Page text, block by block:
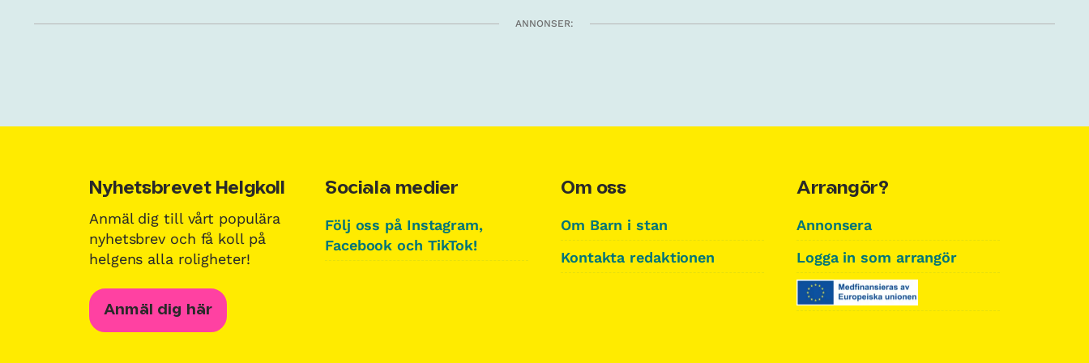
ANNONSER:
Nyhetsbrevet Helgkoll
Anmäl dig till vårt populära
nyhetsbrev och få koll på
helgens alla roligheter!
Anmäl dig här
Sociala medier
Följ oss på Instagram,
Facebook och TikTok!
Om oss
Om Barn i stan
Kontakta redaktionen
Arrangör?
Annonsera
Logga in som arrangör